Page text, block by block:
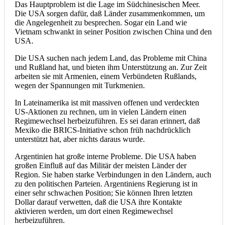
Das Hauptproblem ist die Lage im Südchinesischen Meer.
Die USA sorgen dafür, daß Länder zusammenkommen, um
die Angelegenheit zu besprechen. Sogar ein Land wie
Vietnam schwankt in seiner Position zwischen China und den
USA.
Die USA suchen nach jedem Land, das Probleme mit China
und Rußland hat, und bieten ihm Unterstützung an. Zur Zeit
arbeiten sie mit Armenien, einem Verbündeten Rußlands,
wegen der Spannungen mit Turkmenien.
In Lateinamerika ist mit massiven offenen und verdeckten
US-Aktionen zu rechnen, um in vielen Ländern einen
Regimewechsel herbeizuführen. Es sei daran erinnert, daß
Mexiko die BRICS-Initiative schon früh nachdrücklich
unterstützt hat, aber nichts daraus wurde.
Argentinien hat große interne Probleme. Die USA haben
großen Einfluß auf das Militär der meisten Länder der
Region. Sie haben starke Verbindungen in den Ländern, auch
zu den politischen Parteien. Argentiniens Regierung ist in
einer sehr schwachen Position; Sie können Ihren letzten
Dollar darauf verwetten, daß die USA ihre Kontakte
aktivieren werden, um dort einen Regimewechsel
herbeizuführen.